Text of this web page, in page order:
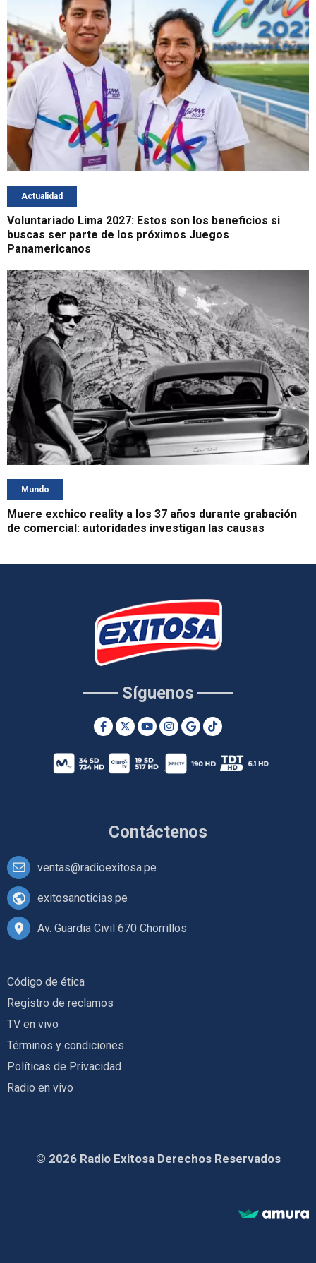
Actualidad
Voluntariado Lima 2027: Estos son los beneficios si
buscas ser parte de los próximos Juegos
Panamericanos
Mundo
Muere exchico reality a los 37 años durante grabación
de comercial: autoridades investigan las causas
Contáctenos
ventas@radioexitosa.pe
exitosanoticias.pe
Av. Guardia Civil 670 Chorrillos
Síguenos
Código de ética
Registro de reclamos
TV en vivo
Términos y condiciones
Políticas de Privacidad
Radio en vivo
© 2026 Radio Exitosa Derechos Reservados